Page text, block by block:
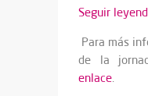
Seguir
Para más
de la
enlace.